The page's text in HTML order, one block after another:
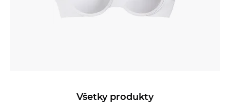
Všetky produkty